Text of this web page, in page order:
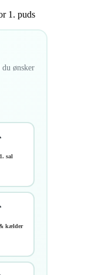
1. puds
ønsker
sal
kælder